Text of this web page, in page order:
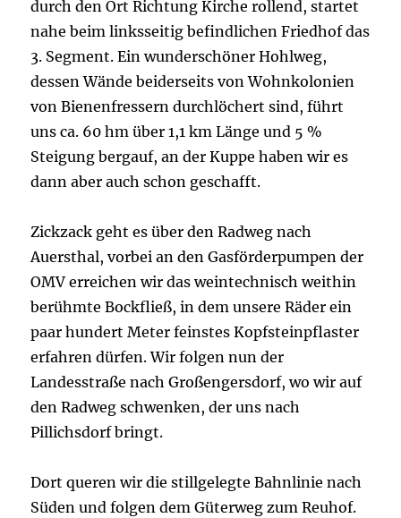
durch den Ort Richtung Kirche rollend, startet
nahe beim linksseitig befindlichen Friedhof das
3. Segment. Ein wunderschöner Hohlweg,
dessen Wände beiderseits von Wohnkolonien
von Bienenfressern durchlöchert sind, führt
uns ca. 60 hm über 1,1 km Länge und 5 %
Steigung bergauf, an der Kuppe haben wir es
dann aber auch schon geschafft.
Zickzack geht es über den Radweg nach
Auersthal, vorbei an den Gasförderpumpen der
OMV erreichen wir das weintechnisch weithin
berühmte Bockfließ, in dem unsere Räder ein
paar hundert Meter feinstes Kopfsteinpflaster
erfahren dürfen. Wir folgen nun der
Landesstraße nach Großengersdorf, wo wir auf
den Radweg schwenken, der uns nach
Pillichsdorf bringt.
Dort queren wir die stillgelegte Bahnlinie nach
Süden und folgen dem Güterweg zum Reuhof.